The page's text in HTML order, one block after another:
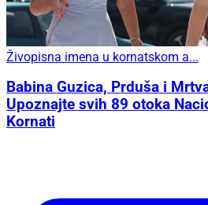
Živopisna imena u kornatskom a...
Babina Guzica, Prduša i
Upoznajte svih 89 otoka
Kornati